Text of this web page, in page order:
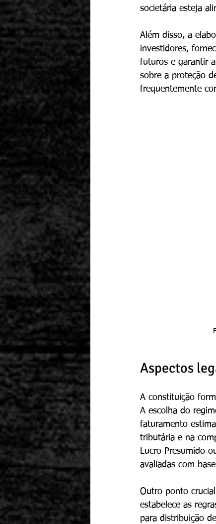
societária esteja
Além disso, a
investidores,
futuros e garantir
sobre a proteção
frequentemente
Aspectos
A constituição
A escolha do
faturamento
tributária e na
Lucro Presumido
avaliadas com
Outro ponto
estabelece as
para distribuição